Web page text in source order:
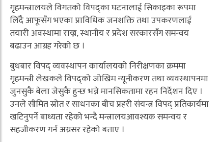
गृहमन्त्रालयले विगतको विपद्का घटनालाई सिकाइका रूपमा
लिँदै आफूसँग भएका प्राविधिक जनशक्ति तथा उपकरणलाई
तयारी अवस्थामा राख्न, स्थानीय र प्रदेश सरकारसँग समन्वय
बढाउन आग्रह गरेको छ ।
बुधबार विपद् व्यवस्थापन कार्यालयको निरीक्षणका क्रममा
गृहमन्त्री लेखकले विपद्को जोखिम न्यूनीकरण तथा व्यवस्थापनमा
जुनसुकै बेला जेसुकै हुन्छ भन्ने मानसिकतामा रहन निर्देशन दिए ।
उनले सीमित स्रोत र साधनका बीच प्रहरी संयन्त्र विपद् प्रतिकार्यमा
खटिनुपर्ने बाध्यता रहेको भन्दै मन्त्रालयआवश्यक समन्वय र
सहजीकरण गर्न अग्रसर रहेको बताए ।